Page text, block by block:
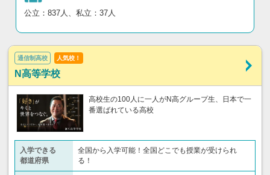
公立：837人、私立：37人
通信制高校 人気校！
N高等学校
高校生の100人に一人がN高グループ生、日本で一
番選ばれている高校
入学できる
都道府県
全国から入学可能！全国どこでも授業が受けられ
る！